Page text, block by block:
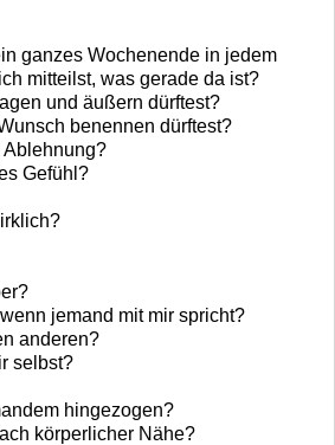
ganzes Wochenende in jedem
mitteilst, was gerade da ist?
und äußern dürftest?
benennen dürftest?
Gefühl?
jemand mit mir spricht?
anderen?
selbst?
hingezogen?
körperlicher Nähe?